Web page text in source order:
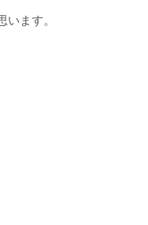
ます。